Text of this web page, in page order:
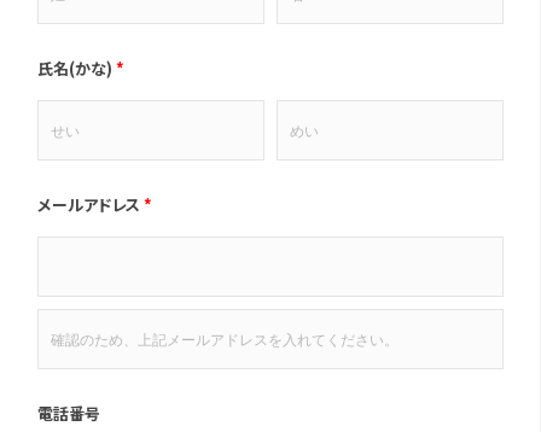
氏名(かな) *
メールアドレス *
電話番号